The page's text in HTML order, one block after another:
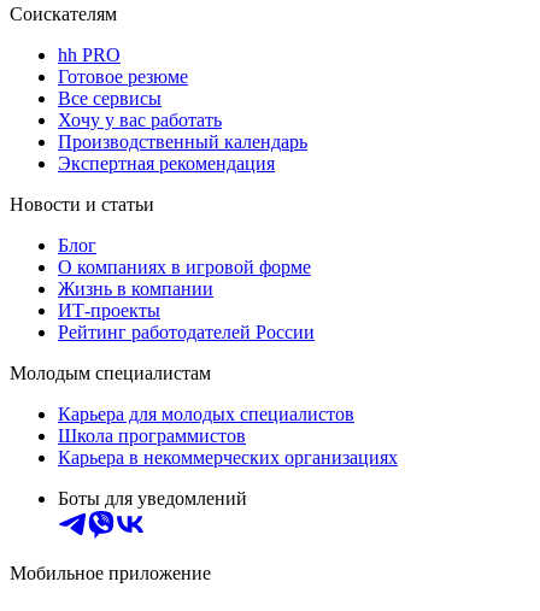
Соискателям
hh PRO
Готовое резюме
Все сервисы
Хочу у вас работать
Производственный календарь
Экспертная рекомендация
Новости и статьи
Блог
О компаниях в игровой форме
Жизнь в компании
ИТ-проекты
Рейтинг работодателей России
Молодым специалистам
Карьера для молодых специалистов
Школа программистов
Карьера в некоммерческих организациях
Боты для уведомлений
Мобильное приложение